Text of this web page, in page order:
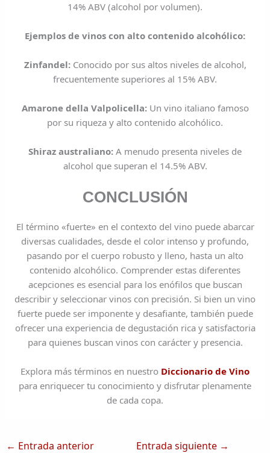
14% ABV (alcohol por volumen).
Ejemplos de vinos con alto contenido alcohólico:
Zinfandel:Conocido por sus altos niveles de alcohol,
frecuentemente superiores al 15% ABV.
Amarone della Valpolicella:Un vino italiano famoso
por su riqueza y alto contenido alcohólico.
Shiraz australiano: A menudo presenta niveles de
alcohol que superan el 14.5% ABV.
CONCLUSIÓN
El término «fuerte» en el contexto del vino puede abarcar
diversas cualidades, desde el color intenso y profundo,
pasando por el cuerpo robusto y lleno, hasta un alto
contenido alcohólico. Comprender estas diferentes
acepciones es esencial para los enófilos que buscan
describir y seleccionar vinos con precisión. Si bien un vino
fuerte puede ser imponente y desafiante, también puede
ofrecer una experiencia de degustación rica y satisfactoria
para quienes buscan vinos con carácter y presencia.
Explora más términos en nuestro Diccionario de Vino
para enriquecer tu conocimiento y disfrutar plenamente
de cada copa.
← Entrada anterior Entrada siguiente →